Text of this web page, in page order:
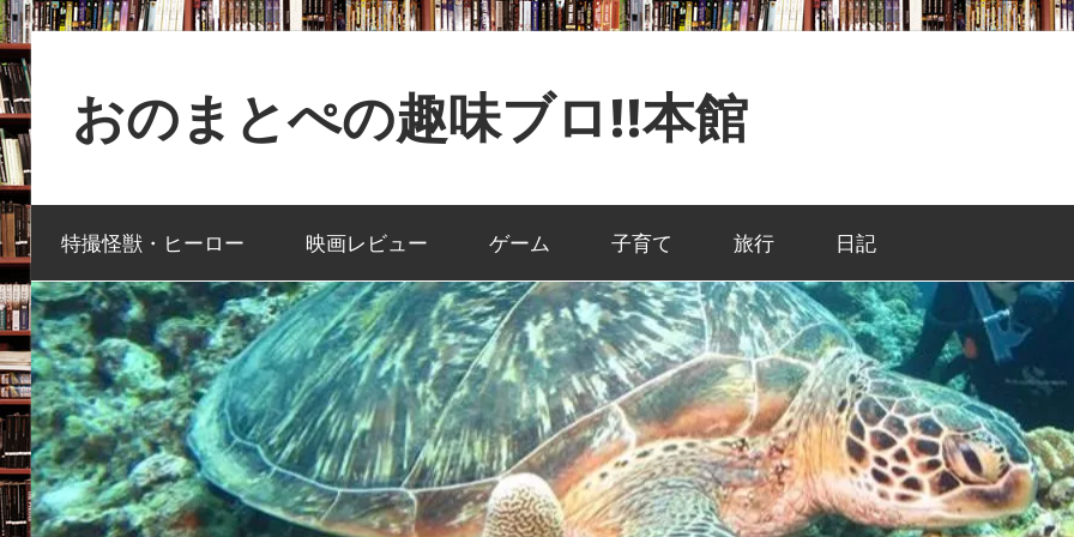
コ
ン
テ
ン
ツ
へ
ス
キ
ッ
プ
おのまとぺの趣味ブロ!!本館
撮
と
か
映
画
と
か
ゲ
ー
ム
特撮怪獣・ヒーロー 映画レビュー ゲーム 子育て 旅行 日記